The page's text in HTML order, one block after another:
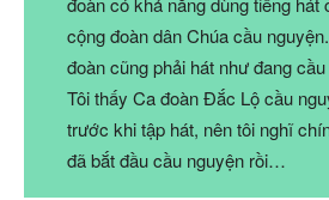
cộng đoàn dân Chúa cầu
đoàn cũng phải hát như đang
Tôi thấy Ca đoàn Đắc Lộ cầu
trước khi tập hát, nên tôi nghĩ
đã bắt đầu cầu nguyện rồi…